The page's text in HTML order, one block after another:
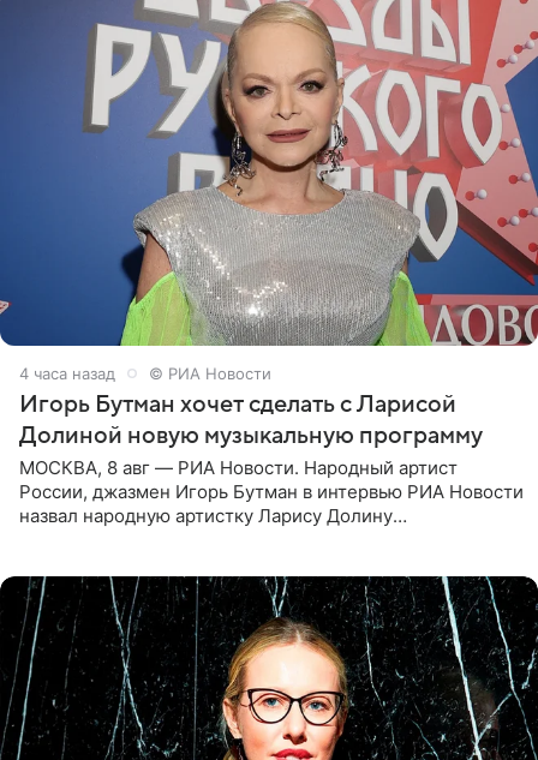
4 часа назад © РИА Новости
Игорь Бутман хочет сделать с Ларисой
Долиной новую музыкальную программу
МОСКВА, 8 авг — РИА Новости. Народный артист
России, джазмен Игорь Бутман в интервью РИА Новости
назвал народную артистку Ларису Долину